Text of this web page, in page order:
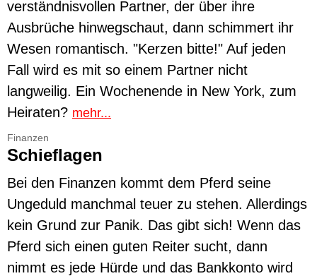
verständnisvollen Partner, der über ihre
Ausbrüche hinwegschaut, dann schimmert ihr
Wesen romantisch. "Kerzen bitte!" Auf jeden
Fall wird es mit so einem Partner nicht
langweilig. Ein Wochenende in New York, zum
Heiraten? mehr...
Finanzen
Schieflagen
Bei den Finanzen kommt dem Pferd seine
Ungeduld manchmal teuer zu stehen. Allerdings
kein Grund zur Panik. Das gibt sich! Wenn das
Pferd sich einen guten Reiter sucht, dann
nimmt es jede Hürde und das Bankkonto wird